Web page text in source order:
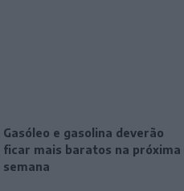
Gasóleo e gasolina deverão
ficar mais baratos na próxima
semana